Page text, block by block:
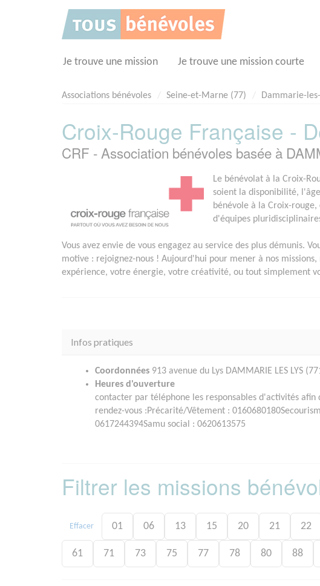
Je trouve une mission Je trouve une mission courte
Associations bénévoles Seine-et-Marne (77) Dammarie-
Croix-Rouge Française -
CRF - Association bénévoles basée à
Le bénévolat à la Croix-
soient la disponibilité,
bénévole à la Croix-
d'équipes
Vous avez envie de vous engagez au service des plus démunis.
motive : rejoignez-nous ! Aujourd'hui pour mener à nos missions,
expérience, votre énergie, votre créativité, ou tout simplement
Infos pratiques
Coordonnées 913 avenue du Lys DAMMARIE LES LYS
Heures d'ouverture
contacter par téléphone les responsables d'activités afin
rendez-vous :Précarité/Vêtement :
0617244394Samu social : 0620613575
Filtrer les missions
Effacer 01 06 13 15 20 21 22
61 71 73 75 77 78 80 88